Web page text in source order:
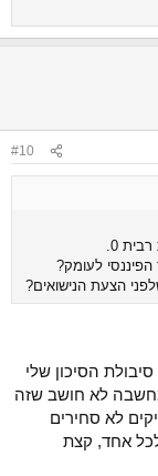
#10
לעומק?
הצעת הנישואים?
הסיכון שלי
לא חושב שזה
לא סחירים
אחד, קצת